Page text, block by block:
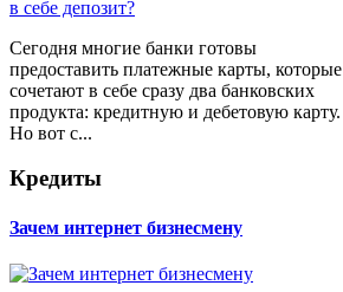
Сегодня многие банки готовы
предоставить платежные карты, которые
сочетают в себе сразу два банковских
продукта: кредитную и дебетовую карту.
Но вот с...
Кредиты
Зачем интернет бизнесмену